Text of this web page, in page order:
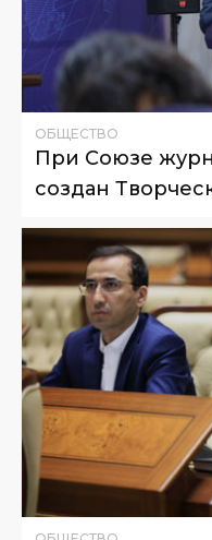
ОБЩЕСТВО
При Союзе
создан